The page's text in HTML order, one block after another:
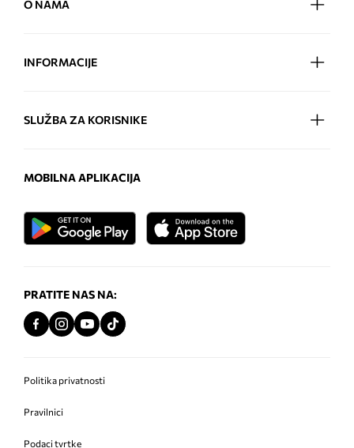
O NAMA
INFORMACIJE
SLUŽBA ZA KORISNIKE
MOBILNA APLIKACIJA
PRATITE NAS NA:
Politika privatnosti
Pravilnici
Podaci tvrtke